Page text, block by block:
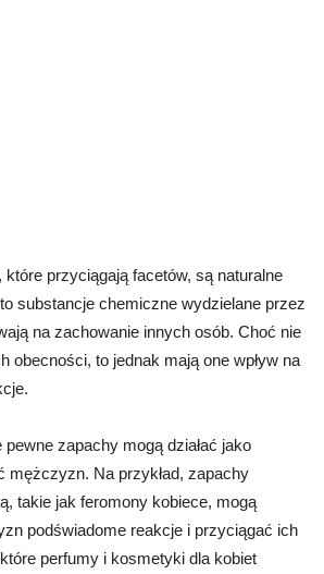
przyciągają facetów, są naturalne
substancje chemiczne wydzielane przez
na zachowanie innych osób. Choć nie
obecności, to jednak mają one wpływ na
pewne zapachy mogą działać jako
mężczyzn. Na przykład, zapachy
takie jak feromony kobiece, mogą
podświadome reakcje i przyciągać ich
perfumy i kosmetyki dla kobiet